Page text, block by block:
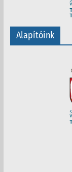
Alapítóink